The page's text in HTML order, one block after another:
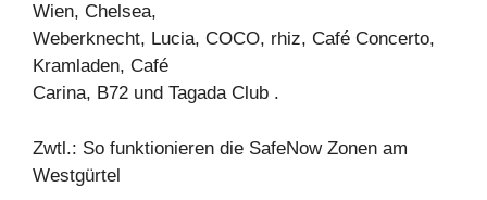
Wien, Chelsea,
Weberknecht, Lucia, COCO, rhiz, Café Concerto,
Kramladen, Café
Carina, B72 und Tagada Club .
Zwtl.: So funktionieren die SafeNow Zonen am
Westgürtel